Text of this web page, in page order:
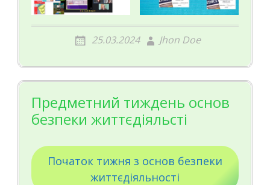
25.03.2024 Jhon Doe
Предметний тиждень основ
безпеки життєдіяльсті
Початок тижня з основ безпеки
життєдіяльності